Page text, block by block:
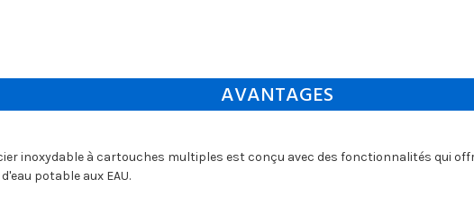
AVANTAGES
inoxydable à cartouches multiples est conçu avec des fonctionnalités qui
potable aux EAU.